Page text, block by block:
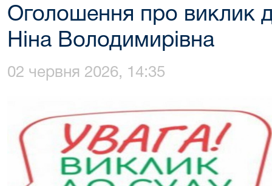
Оголошення про виклик
Ніна Володимирівна
02 червня 2026, 14:35